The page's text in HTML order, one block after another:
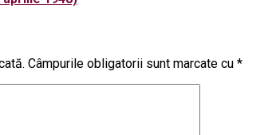
Câmpurile obligatorii sunt marcate cu *